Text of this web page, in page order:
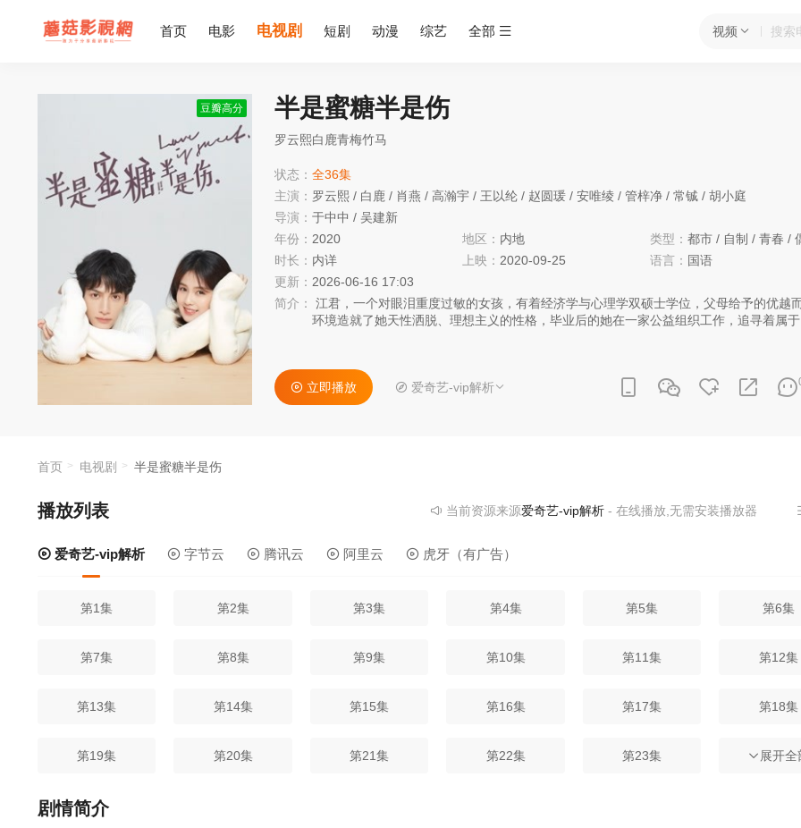
视频
首页 电影 电视剧 短剧 动漫 综艺 全部
豆瓣高分 半是蜜糖半是伤
罗云熙白鹿青梅竹马
状态： 全36集
主演： 罗云熙 / 白鹿 / 肖燕 / 高瀚宇 / 王以纶 / 赵圆瑗 / 安唯绫 / 管梓净 / 常铖 / 胡小庭
导演： 于中中 / 吴建新
年份： 2020 地区： 内地 类型： 都市 / 自制 / 青春 /
时长： 内详 上映： 2020-09-25 语言： 国语
更新： 2026-06-16 17:03
简介：
环境造就了她天性洒脱、理想主义的性格，毕业后的她在一家公益组织工作，追寻着属
自己童年的保护伞，那个温柔的袁帅哥哥竟然处处与自己为敌，在狼性文化的投行公司
在暗中给她布局设套，有人视她为棋子兼眼中钉，但江君凭借着自己善良而细腻的天性
情商以及天才般的想象力，判断着人和项目复杂的变数，在暴风雨的中心，她开始了自
立即播放 爱奇艺-vip解析
首页 电视剧 半是蜜糖半是伤
播放列表 当前资源来源爱奇艺-vip解析- 在线播放,无需安装播放器
爱奇艺-vip解析 字节云 腾讯云 阿里云 虎牙（有广告）
第1集 第2集 第3集 第4集 第5集 第6集
第7集 第8集 第9集 第10集 第11集 第12集
第13集 第14集 第15集 第16集 第17集 第18集
第19集 第20集 第21集 第22集 第23集 第24集
第25集
展开全
剧情简介